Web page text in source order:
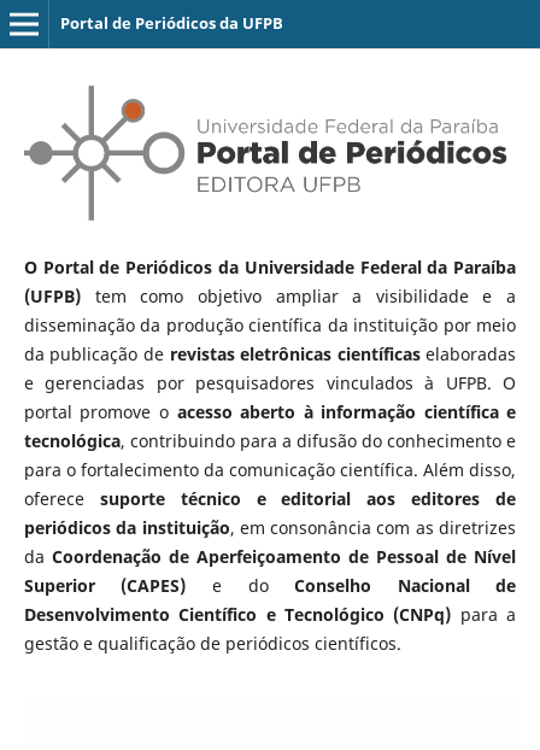
Portal de Periódicos da UFPB
O Portal de Periódicos da Universidade Federal da Paraíba
(UFPB)tem como objetivo ampliar a visibilidade e a
disseminação da produção científica da instituição por meio
da publicação de revistas eletrônicas científicaselaboradas
e gerenciadas por pesquisadores vinculados à UFPB. O
portal promove o acesso aberto à informação científica e
tecnológica, contribuindo para a difusão do conhecimento e
para o fortalecimento da comunicação científica. Além disso,
oferece suporte técnico e editorial aos editores de
periódicos da instituição, em consonância com as diretrizes
da Coordenação de Aperfeiçoamento de Pessoal de Nível
Superior (CAPES) e doConselho Nacional de
Desenvolvimento Científico e Tecnológico (CNPq) para a
gestão e qualificação de periódicos científicos.